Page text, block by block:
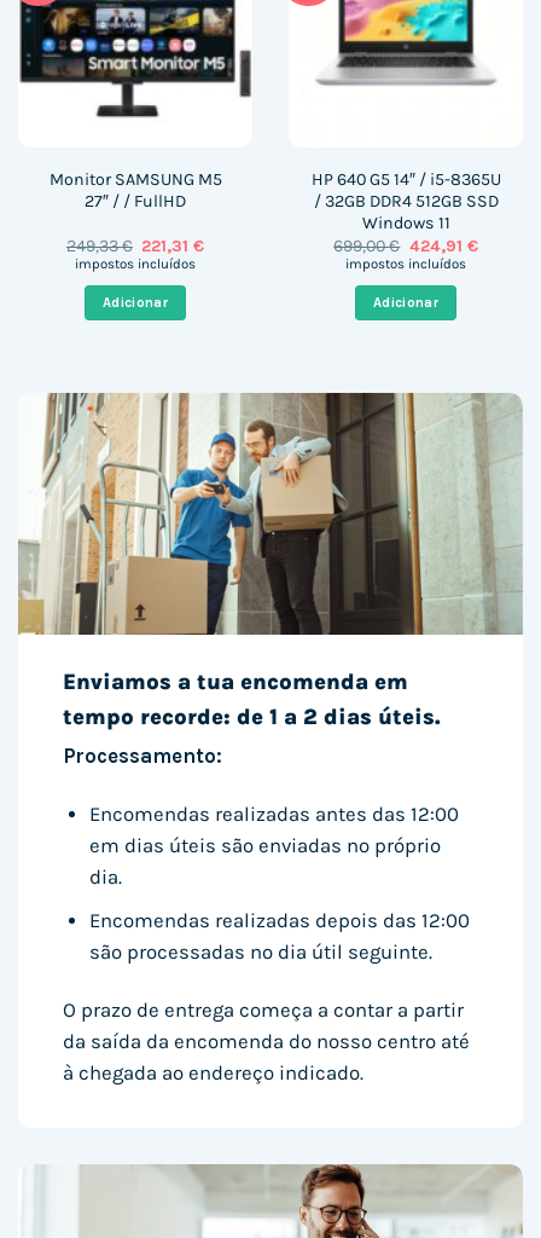
Monitor SAMSUNG M5
27″ / / FullHD
249,33€ O
preço
era:
249,33 €.
221,31€O
impostos incluídos
Adicionar
HP 640 G5 14″ / i5-8365U
/ 32GB DDR4 512GB SSD
Windows 11
699,00€ O
preço
era:
699,00 €.
424,91 €O
impostos incluídos
Adicionar
Enviamos a tua encomenda em
tempo recorde: de 1 a 2 dias úteis.
Processamento:
Encomendas realizadas antes das 12:00
em dias úteis são enviadas no próprio
dia.
Encomendas realizadas depois das 12:00
são processadas no dia útil seguinte.
O prazo de entrega começa a contar a partir
da saída da encomenda do nosso centro até
à chegada ao endereço indicado.